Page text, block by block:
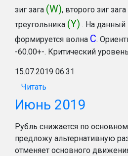
зиг зага (W), второго зиг зага
треугольника (Y) . На
формируется волна С.
-60.00+-. Критический
15.07.2019 06:31
Читать
Июнь 2019
Рубль снижается по
предложу альтернативную
отменяет основного